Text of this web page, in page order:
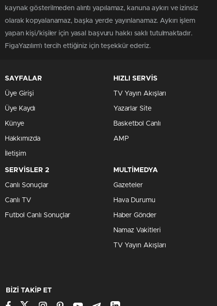
kaynak gösterilmeden alıntı yapılamaz, kanuna aykırı ve izinsiz
olarak kopyalanamaz, başka yerde yayınlanamaz. Aykırı işlem
yapan kişi/kişiler için yasal başvuru hakkı saklı tutulmaktadır.
FigaYazılım'ı tercih ettiğiniz için teşekkür ederiz.
SAYFALAR
Üye Girişi
Üye Kaydı
Künye
Hakkımızda
İletişim
HIZLI SERVİS
TV Yayın Akışları
Yazarlar Site
Basketbol Canlı
AMP
SERVİSLER 2
Canlı Sonuçlar
Canlı TV
Futbol Canlı Sonuçlar
MULTİMEDYA
Gazeteler
Hava Durumu
Haber Gönder
Namaz Vakitleri
TV Yayın Akışları
BİZİ TAKİP ET